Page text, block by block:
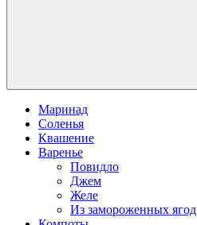
Маринад
Соленья
Квашение
Варенье
Повидло
Джем
Желе
Из замороженных ягод